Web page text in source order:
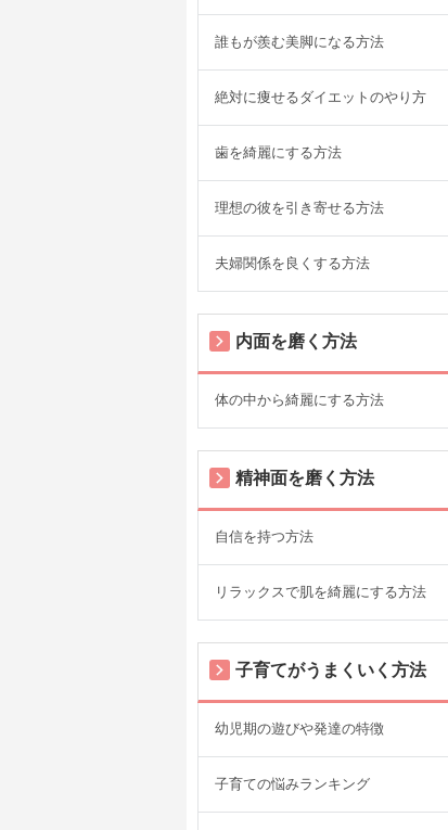
誰もが羨む美脚になる方法
絶対に痩せるダイエットのやり方
歯を綺麗にする方法
理想の彼を引き寄せる方法
夫婦関係を良くする方法
内面を磨く方法
体の中から綺麗にする方法
精神面を磨く方法
自信を持つ方法
リラックスで肌を綺麗にする方法
子育てがうまくいく方法
幼児期の遊びや発達の特徴
子育ての悩みランキング